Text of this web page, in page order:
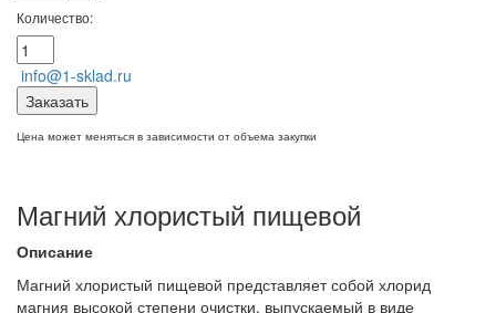
Количество:
info@1-sklad.ru
Заказать
Цена может меняться в зависимости от объема закупки
Магний хлористый пищевой
Описание
Магний хлористый пищевой представляет собой хлорид
магния высокой степени очистки, выпускаемый в виде